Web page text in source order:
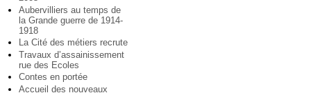
Aubervilliers au temps de
la Grande guerre de 1914-
1918
La Cité des métiers recrute
Travaux d’assainissement
rue des Ecoles
Contes en portée
Accueil des nouveaux